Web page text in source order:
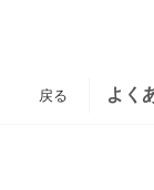
戻る よく